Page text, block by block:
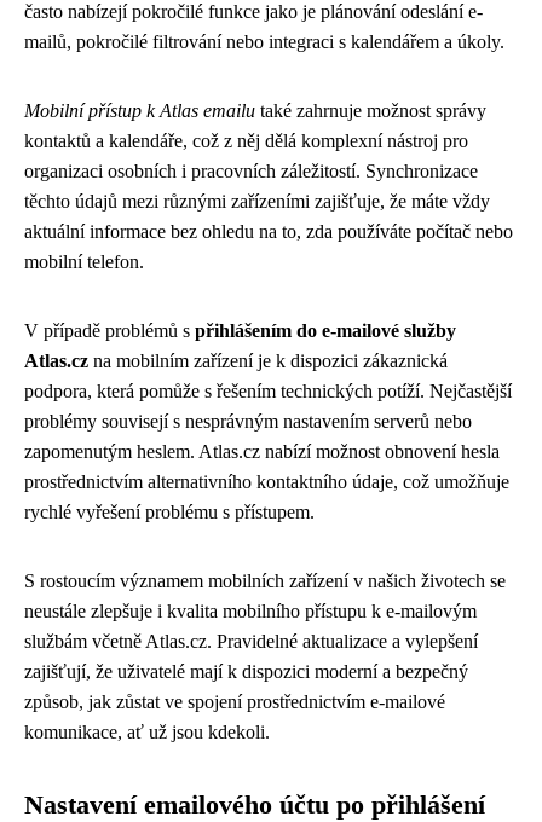
často nabízejí pokročilé funkce jako je plánování odeslání e-
mailů, pokročilé filtrování nebo integraci s kalendářem a úkoly.
Mobilní přístup k Atlas emailu také zahrnuje možnost správy
kontaktů a kalendáře, což z něj dělá komplexní nástroj pro
organizaci osobních i pracovních záležitostí. Synchronizace
těchto údajů mezi různými zařízeními zajišťuje, že máte vždy
aktuální informace bez ohledu na to, zda používáte počítač nebo
mobilní telefon.
V případě problémů s přihlášením do e-mailové služby
Atlas.cz na mobilním zařízení je k dispozici zákaznická
podpora, která pomůže s řešením technických potíží. Nejčastější
problémy souvisejí s nesprávným nastavením serverů nebo
zapomenutým heslem. Atlas.cz nabízí možnost obnovení hesla
prostřednictvím alternativního kontaktního údaje, což umožňuje
rychlé vyřešení problému s přístupem.
S rostoucím významem mobilních zařízení v našich životech se
neustále zlepšuje i kvalita mobilního přístupu k e-mailovým
službám včetně Atlas.cz. Pravidelné aktualizace a vylepšení
zajišťují, že uživatelé mají k dispozici moderní a bezpečný
způsob, jak zůstat ve spojení prostřednictvím e-mailové
komunikace, ať už jsou kdekoli.
Nastavení emailového účtu po přihlášení